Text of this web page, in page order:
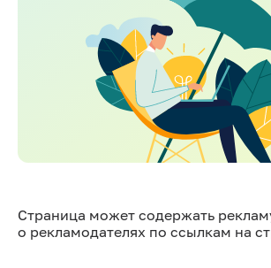
Страница может содержать
о рекламодателях по ссылкам на